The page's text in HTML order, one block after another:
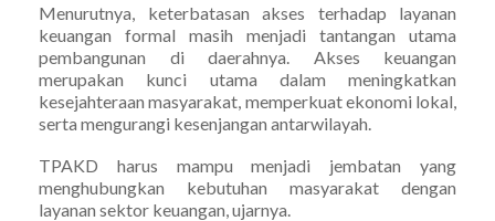
Menurutnya, keterbatasan akses terhadap layanan
keuangan formal masih menjadi tantangan utama
pembangunan di daerahnya. Akses keuangan
merupakan kunci utama dalam meningkatkan
kesejahteraan masyarakat, memperkuat ekonomi lokal,
serta mengurangi kesenjangan antarwilayah.
TPAKD harus mampu menjadi jembatan yang
menghubungkan kebutuhan masyarakat dengan
layanan sektor keuangan, ujarnya.